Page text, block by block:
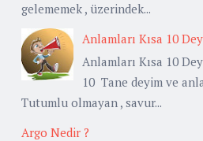
gelememek , üzerindek...
Anlamları Kısa 10
Anlamları Kısa 10
10 Tane deyim ve
Tutumlu olmayan , savur...
Argo Nedir ?